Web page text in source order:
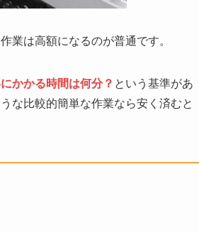
業は高額になるのが普通です。
かかる時間は何分？ という基準があ
な比較的簡単な作業なら安く済むと